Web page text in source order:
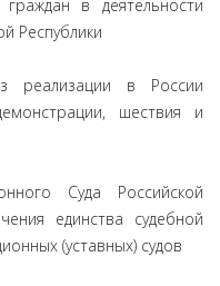
в деятельности
Республики
реализации в России
шествия и
Суда Российской
единства судебной
(уставных) судов